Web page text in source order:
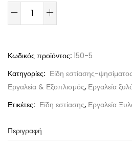
Κωδικός προϊόντος: 150-5
Κατηγορίες: Είδη εστίασης-
Εργαλεία & Εξοπλισμός, Εργαλεία
Ετικέτες: Είδη εστίασης, Εργαλεία
Περιγραφή